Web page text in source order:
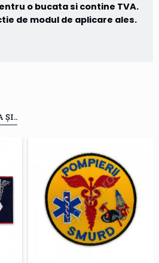
o bucata si contine TVA.
de modul de aplicare ales.
ȘI..